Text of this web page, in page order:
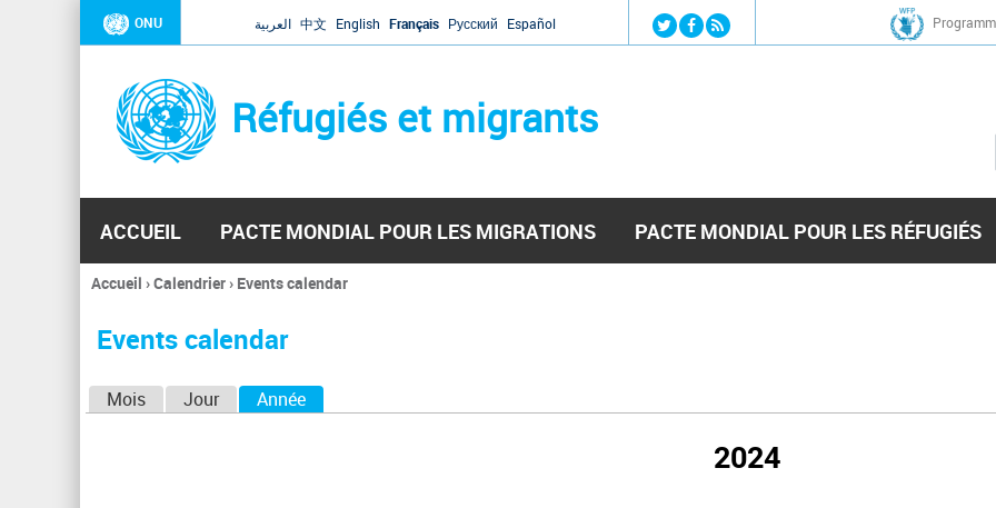
Jump to navigation
ONU العربية 中文 English Français Русский Español
Réfugiés et migrants
ACCUEIL PACTE MONDIAL POUR LES MIGRATIONS PACTE MONDIAL POUR LES RÉFUGIÉS
Vous
ici
Accueil ›Calendrier› Events calendar
Events calendar
Mois Jour Année
2024